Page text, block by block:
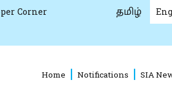
Corner தமிழ்
Home Notifications SIA